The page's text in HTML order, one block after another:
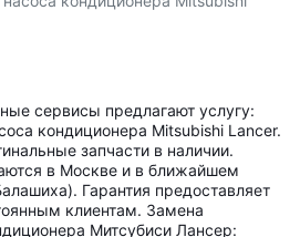
сервисы предлагают услугу:
кондиционера Mitsubishi Lancer.
запчасти в наличии.
в Москве и в ближайшем
Гарантия предоставляет
клиентам. Замена
Митсубиси Лансер: